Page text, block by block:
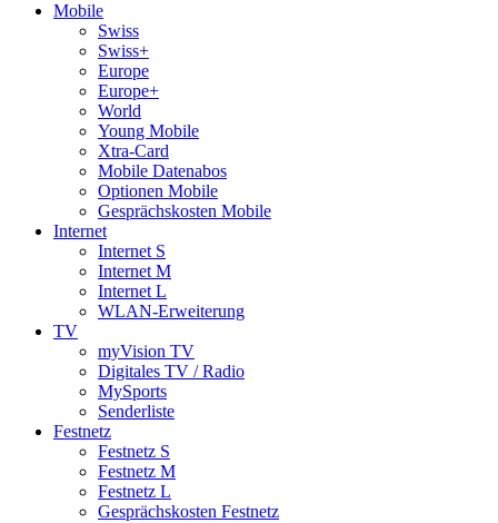
Mobile
Swiss
Swiss+
Europe
Europe+
World
Young Mobile
Xtra-Card
Mobile Datenabos
Optionen Mobile
Gesprächskosten Mobile
Internet
Internet S
Internet M
Internet L
WLAN-Erweiterung
TV
myVision TV
Digitales TV / Radio
MySports
Senderliste
Festnetz
Festnetz S
Festnetz M
Festnetz L
Gesprächskosten Festnetz